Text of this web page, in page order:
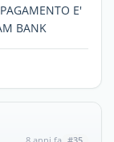
E'
BANK